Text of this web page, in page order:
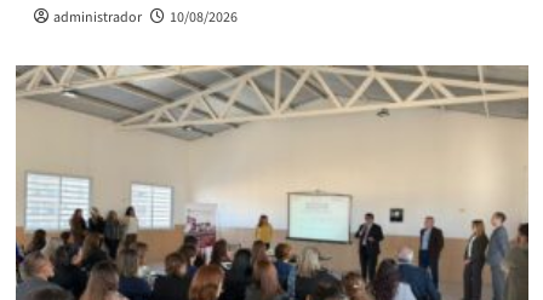
administrador 10/08/2026